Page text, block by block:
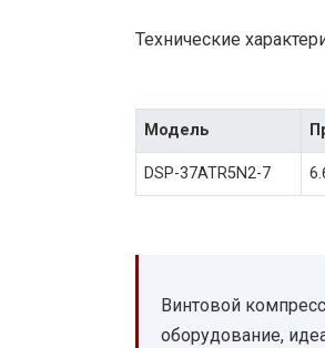
Технические
Модель
DSP-37ATR5N2-7
Винтовой
оборудование,